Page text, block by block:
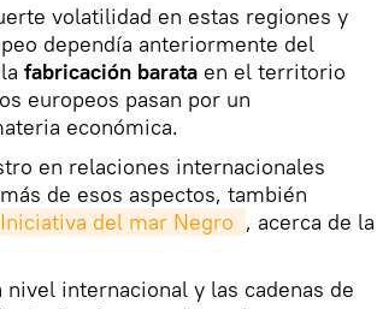
volatilidad en estas regiones y
dependía anteriormente del
fabricación barata en el territorio
europeos pasan por un
económica.
en relaciones internacionales
de esos aspectos, también
Iniciativa del mar Negro , acerca de la
internacional y las cadenas de